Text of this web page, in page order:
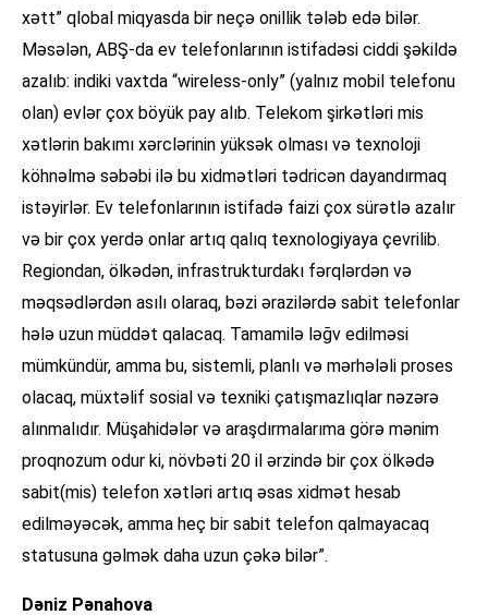
xətt” qlobal miqyasda bir neçə onillik tələb edə bilər.
Məsələn, ABŞ-da ev telefonlarının istifadəsi ciddi şəkildə
azalıb: indiki vaxtda “wireless-only” (yalnız mobil telefonu
olan) evlər çox böyük pay alıb. Telekom şirkətləri mis
xətlərin bakımı xərclərinin yüksək olması və texnoloji
köhnəlmə səbəbi ilə bu xidmətləri tədricən dayandırmaq
istəyirlər. Ev telefonlarının istifadə faizi çox sürətlə azalır
və bir çox yerdə onlar artıq qalıq texnologiyaya çevrilib.
Regiondan, ölkədən, infrastrukturdakı fərqlərdən və
məqsədlərdən asılı olaraq, bəzi ərazilərdə sabit telefonlar
hələ uzun müddət qalacaq. Tamamilə ləğv edilməsi
mümkündür, amma bu, sistemli, planlı və mərhələli proses
olacaq, müxtəlif sosial və texniki çatışmazlıqlar nəzərə
alınmalıdır. Müşahidələr və araşdırmalarıma görə mənim
proqnozum odur ki, növbəti 20 il ərzində bir çox ölkədə
sabit(mis) telefon xətləri artıq əsas xidmət hesab
edilməyəcək, amma heç bir sabit telefon qalmayacaq
statusuna gəlmək daha uzun çəkə bilər”.
Dəniz Pənahova